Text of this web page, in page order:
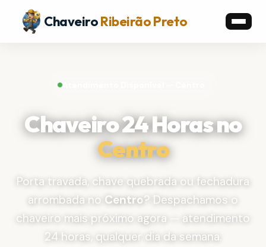
ChaveiroRibeirão Preto
Atendimento Disponível — Centro
Chaveiro 24 Horas no
Centro
Porta travada, chave quebrada ou fechadura
arrombada no Centro? Despachamos o
chaveiro mais próximo agora — atendimento
24 horas, qualquer dia da semana.